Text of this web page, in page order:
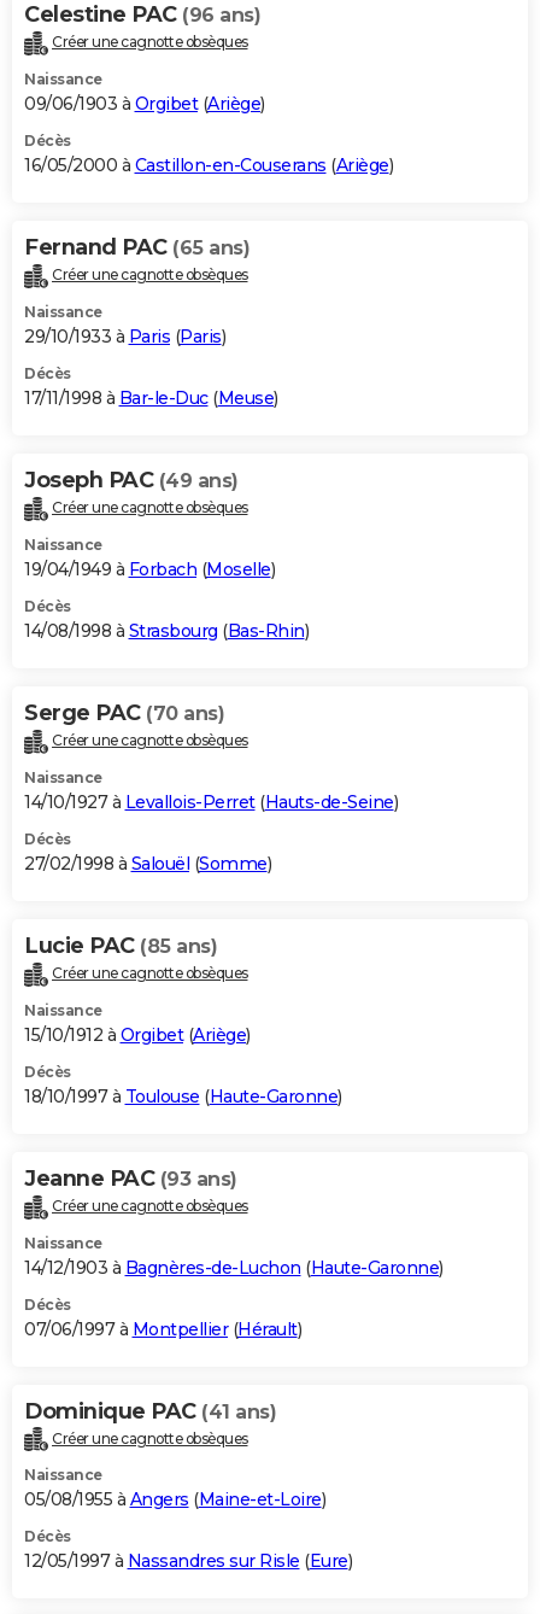
Celestine PAC (96 ans)
Créer une cagnotte obsèques
Naissance
09/06/1903 à Orgibet(Ariège)
Décès
16/05/2000 à Castillon-en-Couserans (Ariège)
Fernand PAC (65 ans)
Créer une cagnotte obsèques
Naissance
29/10/1933 à Paris (Paris)
Décès
17/11/1998 à Bar-le-Duc(Meuse)
Joseph PAC (49 ans)
Créer une cagnotte obsèques
Naissance
19/04/1949 à Forbach (Moselle)
Décès
14/08/1998 à Strasbourg (Bas-Rhin)
Serge PAC (70 ans)
Créer une cagnotte obsèques
Naissance
14/10/1927 à Levallois-Perret(Hauts-de-Seine)
Décès
27/02/1998 à Salouël (Somme)
Lucie PAC (85 ans)
Créer une cagnotte obsèques
Naissance
15/10/1912 à Orgibet(Ariège)
Décès
18/10/1997 à Toulouse (Haute-Garonne)
Jeanne PAC (93 ans)
Créer une cagnotte obsèques
Naissance
14/12/1903 à Bagnères-de-Luchon (Haute-Garonne)
Décès
07/06/1997 à Montpellier(Hérault)
Dominique PAC (41 ans)
Créer une cagnotte obsèques
Naissance
05/08/1955 à Angers (Maine-et-Loire)
Décès
12/05/1997 à Nassandres sur Risle (Eure)